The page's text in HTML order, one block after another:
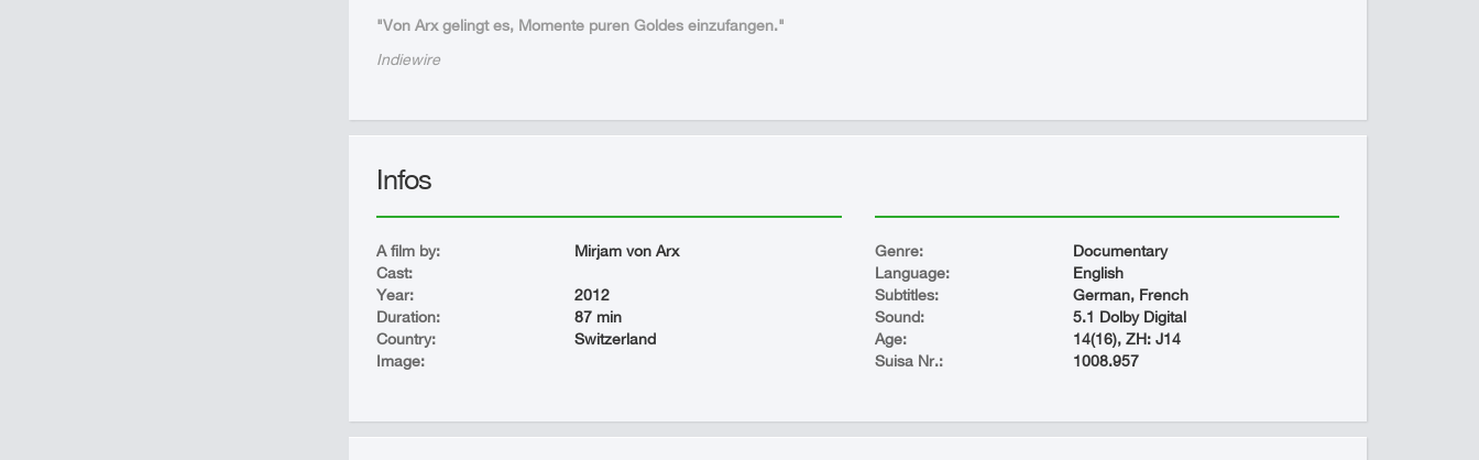
"Von Arx gelingt es, Momente puren Goldes einzufangen."
Indiewire
Infos
A film by:
Mirjam von Arx
Cast:
Year:
2012
Duration:
87 min
Country:
Switzerland
Image:
Genre:
Documentary
Language:
English
Subtitles:
German, French
Sound:
5.1 Dolby Digital
Age:
14(16), ZH: J14
Suisa Nr.:
1008.957